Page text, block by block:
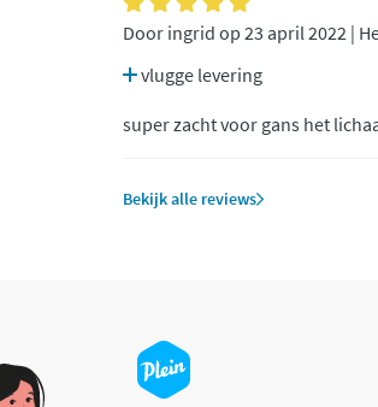
Door ingrid op 23 april 2022 |
vlugge levering
super zacht voor gans het
Bekijk alle reviews